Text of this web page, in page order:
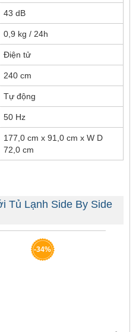
43 dB
0,9 kg / 24h
Điện tử
240 cm
Tự động
50 Hz
177,0 cm x 91,0 cm x W D
72,0 cm
Tủ Lạnh Side By Side